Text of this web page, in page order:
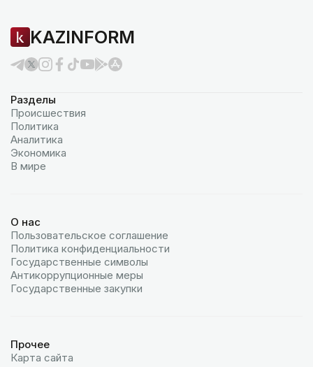
KAZINFORM
Разделы
Происшествия
Политика
Аналитика
Экономика
В мире
О нас
Пользовательское соглашение
Политика конфиденциальности
Государственные символы
Антикоррупционные меры
Государственные закупки
Прочее
Карта сайта